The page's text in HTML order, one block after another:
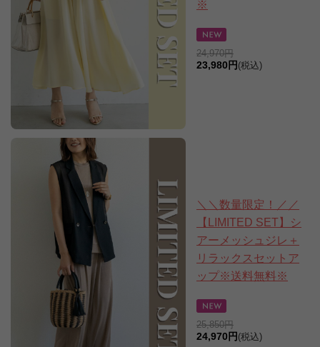
※
24,970円
23,980円 (税込)
＼＼数量限定！／／
【LIMITED SET】シ
アーメッシュジレ＋
リラックスセットア
ップ※送料無料※
25,850円
24,970円 (税込)